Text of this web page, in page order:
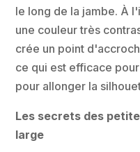
le long de la jambe. À
une couleur très
crée un point
ce qui est efficace
pour allonger la
Les secrets des
large